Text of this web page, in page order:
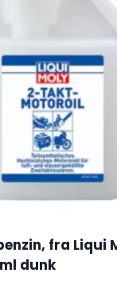
fra Liqui
dunk